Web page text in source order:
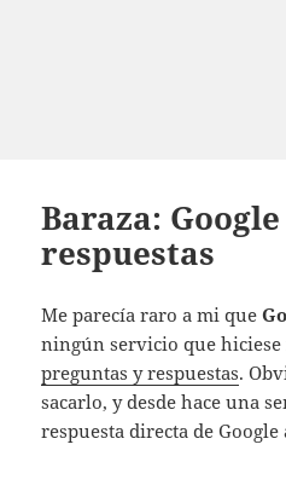
Baraza:
respuestas
Me parecía raro a mi que
ningún servicio que
preguntas y respuestas.
sacarlo, y desde hace una
respuesta directa de Google